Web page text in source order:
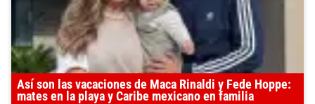
Así son las vacaciones de Maca Rinaldi y Fede Hoppe:
mates en la playa y Caribe mexicano en familia